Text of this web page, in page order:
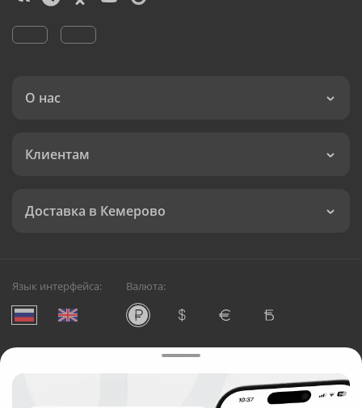
О нас
Клиентам
Доставка в Кемерово
Язык интерфейса: Валюта:
Служба круглосуточной доставки цветов в Кемерово
Русский Букет, 2026